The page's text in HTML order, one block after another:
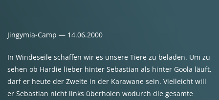
Jingymia-Camp — 14.06.2000
In Windeseile schaffen wir es unsere Tiere zu beladen. Um zu
sehen ob Hardie lieber hinter Sebastian als hinter Goola läuft,
darf er heute der Zweite in der Karawane sein. Vielleicht will
er Sebastian nicht links überholen wodurch die gesamte